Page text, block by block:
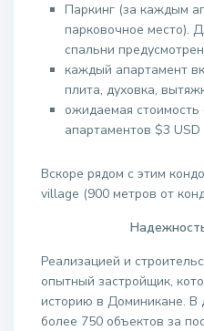
Паркинг (за каждым
парковочное место).
спальни
каждый апартамент
плита, духовка,
ожидаемая
апартаментов $3
Вскоре рядом с этим
village (900 метров от
Реализацией и
опытный застройщик,
историю в Доминикане. В
более 750 объектов за